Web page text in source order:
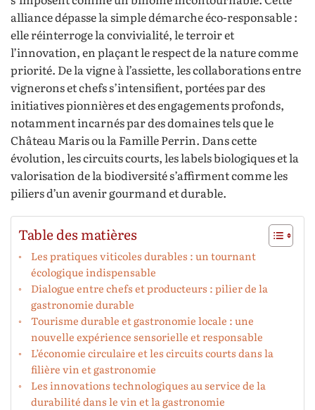
alliance dépasse la simple démarche éco-responsable :
elle réinterroge la convivialité, le terroir et
l’innovation, en plaçant le respect de la nature comme
priorité. De la vigne à l’assiette, les collaborations entre
vignerons et chefs s’intensifient, portées par des
initiatives pionnières et des engagements profonds,
notamment incarnés par des domaines tels que le
Château Maris ou la Famille Perrin. Dans cette
évolution, les circuits courts, les labels biologiques et la
valorisation de la biodiversité s’affirment comme les
piliers d’un avenir gourmand et durable.
Table des matières
Les pratiques viticoles durables : un tournant
écologique indispensable
Dialogue entre chefs et producteurs : pilier de la
gastronomie durable
Tourisme durable et gastronomie locale : une
nouvelle expérience sensorielle et responsable
L’économie circulaire et les circuits courts dans la
filière vin et gastronomie
Les innovations technologiques au service de la
durabilité dans le vin et la gastronomie